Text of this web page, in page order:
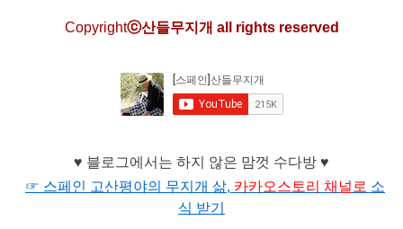
Copyrightⓒ산들무지개 all rights reserved
♥ 블로그에서는 하지 않은 맘껏 수다방 ♥
☞ 스페인 고산평야의 무지개 삶, 카카오스토리 채널로 소
식 받기